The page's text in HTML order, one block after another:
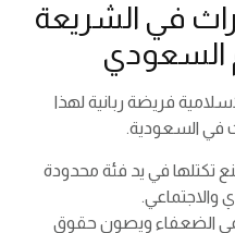
في الشريعة
السعودي
فريضة ربانية لهذا
في السعودية.
تكتلها في يد فئة محدودة
والاجتماعي.
الضعفاء ويصون حقوق